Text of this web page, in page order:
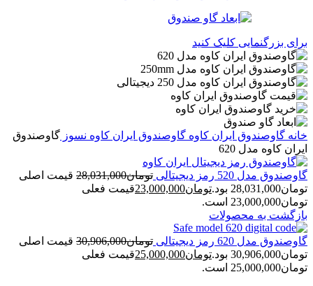
برای بزرگنمایی کلیک کنید
خانه گاوصندوق ایران کاوه گاوصندوق ایران کاوه نسوز گاوصندوق
ایران کاوه مدل 620
گاوصندوق مدل 520 رمز دیجیتالی تومان28,031,000 قیمت اصلی
تومان28,031,000 بود.
تومان23,000,000قیمت فعلی
تومان23,000,000 است.
بازگشت به محصولات
گاوصندوق مدل 620 رمز دیجیتالی تومان30,906,000 قیمت اصلی
تومان30,906,000 بود.
تومان25,000,000قیمت فعلی
تومان25,000,000 است.